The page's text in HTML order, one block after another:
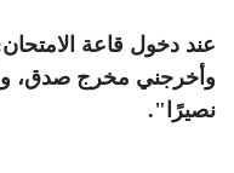
عند دخول قاعة
وأخرجني مخرج صدق،
نصيرًا".